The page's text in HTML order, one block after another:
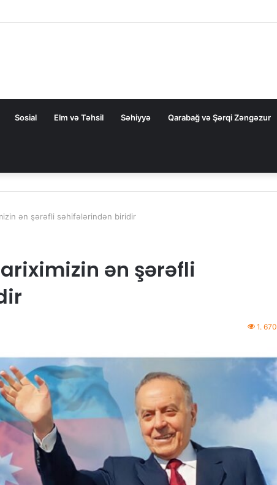
dair elmi əsərlərin xülasələr toplusu dərc edilib
Sosial Elm və Təhsil Səhiyyə Qarabağ və Şərqi Zəngəzur
ən şərəfli səhifələrindən biridir
ən şərəfli
1. 670